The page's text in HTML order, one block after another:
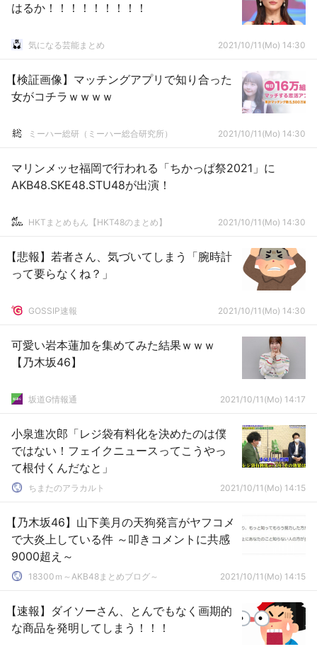
はるか！！！！！！！！！
気になる芸能まとめ 2021/10/11(Mo) 14:30
【検証画像】マッチングアプリで知り合った
女がコチラｗｗｗｗ
ミーハー総研（ミーハー総合研究所） 2021/10/11(Mo) 14:30
マリンメッセ福岡で行われる「ちかっぱ祭2021」に
AKB48.SKE48.STU48が出演！
HKTまとめもん【HKT48のまとめ】 2021/10/11(Mo) 14:30
【悲報】若者さん、気づいてしまう「腕時計
って要らなくね？」
GOSSIP速報 2021/10/11(Mo) 14:30
可愛い岩本蓮加を集めてみた結果ｗｗｗ
【乃木坂46】
坂道G情報通 2021/10/11(Mo) 14:17
小泉進次郎「レジ袋有料化を決めたのは僕
ではない！フェイクニュースってこうやっ
て根付くんだなと」
ちまたのアラカルト 2021/10/11(Mo) 14:15
【乃木坂46】山下美月の天狗発言がヤフコメ
で大炎上している件 ～叩きコメントに共感
9000超え～
18300ｍ～AKB48まとめブログ～ 2021/10/11(Mo) 14:15
【速報】ダイソーさん、とんでもなく画期的
な商品を発明してしまう！！！